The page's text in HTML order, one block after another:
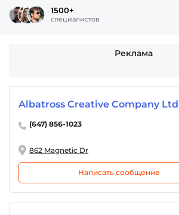
1500+
специалистов
Реклама
Albatross Creative Company Ltd
(647) 856-1023
862 Magnetic Dr
Написать сообщение